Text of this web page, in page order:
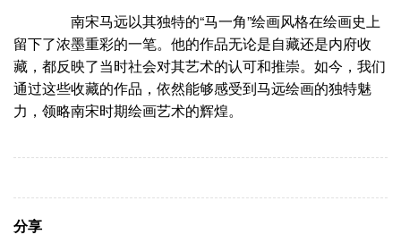
南宋马远以其独特的“马一角”绘画风格在绘画史上
留下了浓墨重彩的一笔。他的作品无论是自藏还是内府收
藏，都反映了当时社会对其艺术的认可和推崇。如今，我们
通过这些收藏的作品，依然能够感受到马远绘画的独特魅
力，领略南宋时期绘画艺术的辉煌。
分享